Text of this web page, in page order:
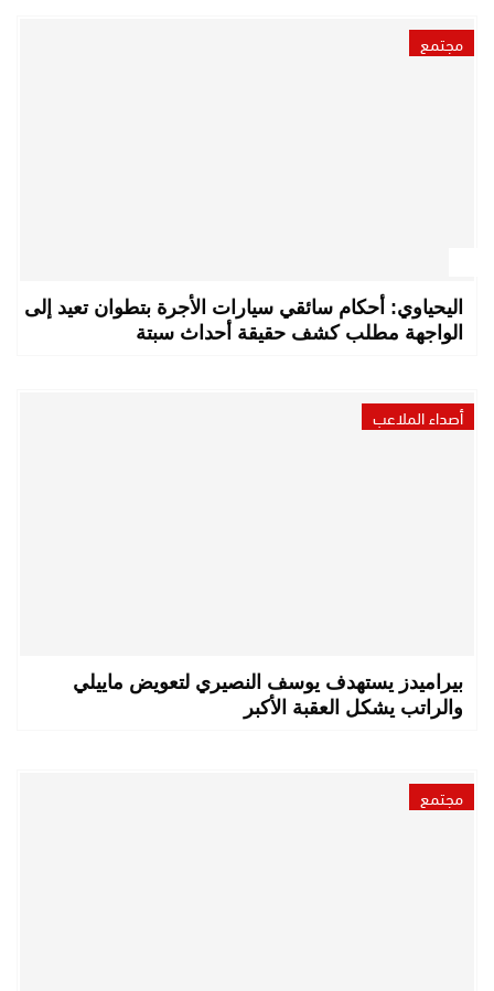
مجتمع
اليحياوي: أحكام سائقي سيارات الأجرة بتطوان تعيد إلى
الواجهة مطلب كشف حقيقة أحداث سبتة
أصداء الملاعب
بيراميدز يستهدف يوسف النصيري لتعويض ماييلي
والراتب يشكل العقبة الأكبر
مجتمع